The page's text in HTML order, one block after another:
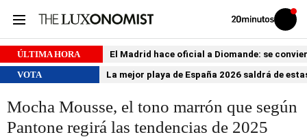
Volver
Iniciar
sesión
ÚLTIMA HORA
El Madrid hace oficial a Diomande: se
VOTA
La mejor playa de España 2026 saldrá de
Mocha Mousse, el tono marrón que según
Pantone regirá las tendencias de 2025